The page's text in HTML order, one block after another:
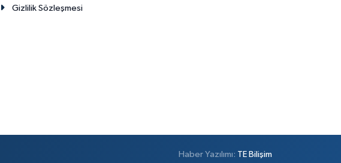
Gizlilik Sözleşmesi
Haber Yazılımı: TE Bilişim